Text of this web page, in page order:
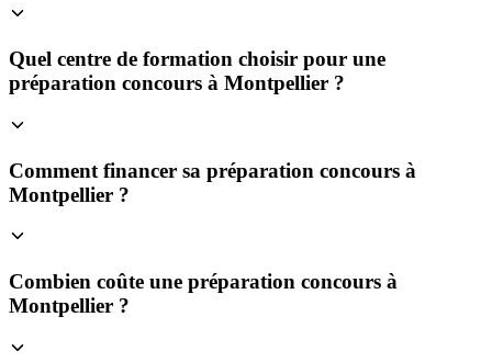
Quel centre de formation choisir pour une
préparation concours à Montpellier ?
Comment financer sa préparation concours à
Montpellier ?
Combien coûte une préparation concours à
Montpellier ?